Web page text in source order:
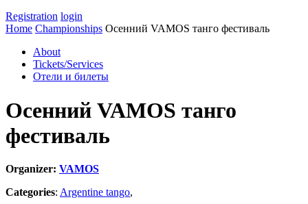
Registration login
Home Championships Осенний VAMOS танго фестиваль
About
Tickets/Services
Отели и билеты
Осенний VAMOS танго
фестиваль
Organizer: VAMOS
Categories: Argentine tango,